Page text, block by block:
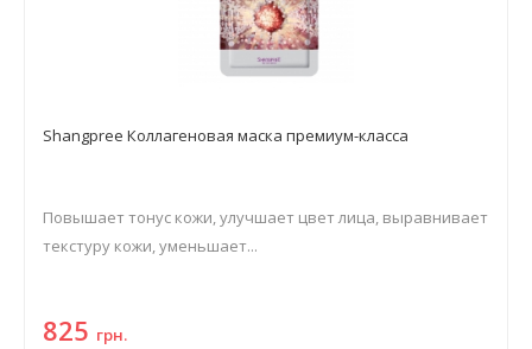
Shangpree Коллагеновая маска премиум-класса
Повышает тонус кожи, улучшает цвет лица, выравнивает
текстуру кожи, уменьшает...
825 грн.